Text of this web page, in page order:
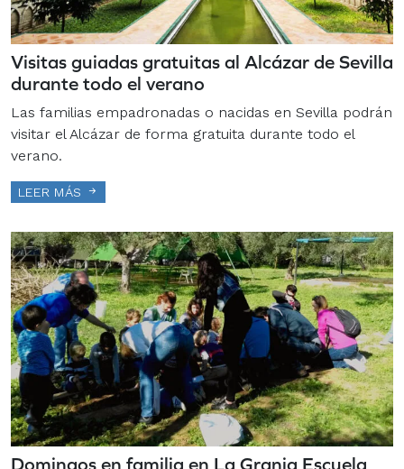
Visitas guiadas gratuitas al Alcázar de Sevilla
durante todo el verano
Las familias empadronadas o nacidas en Sevilla podrán
visitar el Alcázar de forma gratuita durante todo el
verano.
LEER MÁS
Domingos en familia en La Granja Escuela